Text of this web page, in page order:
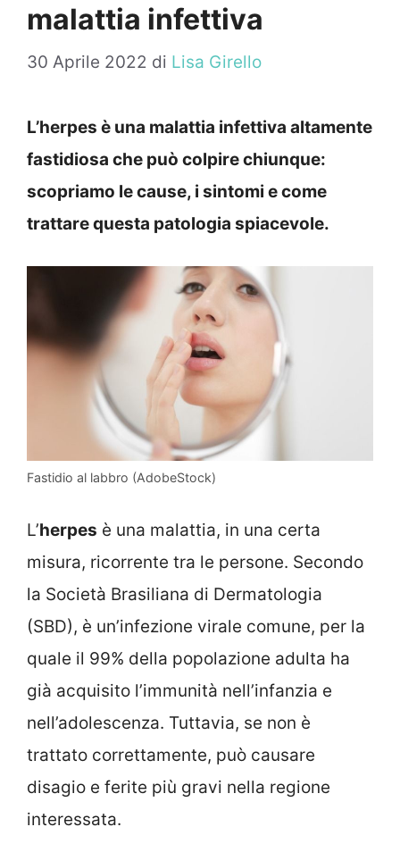
malattia infettiva
30 Aprile 2022 di Lisa Girello
L’herpes è una malattia infettiva altamente
fastidiosa che può colpire chiunque:
scopriamo le cause, i sintomi e come
trattare questa patologia spiacevole.
Fastidio al labbro (AdobeStock)
L’herpes è una malattia, in una certa
misura, ricorrente tra le persone. Secondo
la Società Brasiliana di Dermatologia
(SBD), è un’infezione virale comune, per la
quale il 99% della popolazione adulta ha
già acquisito l’immunità nell’infanzia e
nell’adolescenza. Tuttavia, se non è
trattato correttamente, può causare
disagio e ferite più gravi nella regione
interessata.